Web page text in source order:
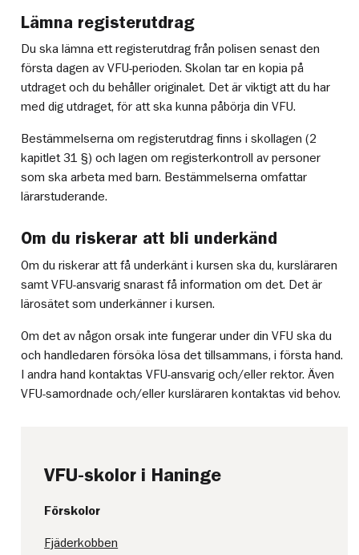
Lämna registerutdrag
Du ska lämna ett registerutdrag från polisen senast den
första dagen av VFU-perioden. Skolan tar en kopia på
utdraget och du behåller originalet. Det är viktigt att du har
med dig utdraget, för att ska kunna påbörja din VFU.
Bestämmelserna om registerutdrag finns i skollagen (2
kapitlet 31 §) och lagen om registerkontroll av personer
som ska arbeta med barn. Bestämmelserna omfattar
lärarstuderande.
Om du riskerar att bli underkänd
Om du riskerar att få underkänt i kursen ska du, kursläraren
samt VFU-ansvarig snarast få information om det. Det är
lärosätet som underkänner i kursen.
Om det av någon orsak inte fungerar under din VFU ska du
och handledaren försöka lösa det tillsammans, i första hand.
I andra hand kontaktas VFU-ansvarig och/eller rektor. Även
VFU-samordnade och/eller kursläraren kontaktas vid behov.
VFU-skolor i Haninge
Förskolor
Fjäderkobben